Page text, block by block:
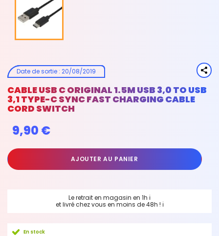
Date de sortie : 20/08/2019
CABLE USB C ORIGINAL 1.5M USB 3,0 TO USB
3,1 TYPE-C SYNC FAST CHARGING CABLE
CORD SWITCH
9,90 €
AJOUTER AU PANIER
Le retrait en magasin en 1h ℹ
et livré chez vous en moins de 48h ! ℹ
En stock